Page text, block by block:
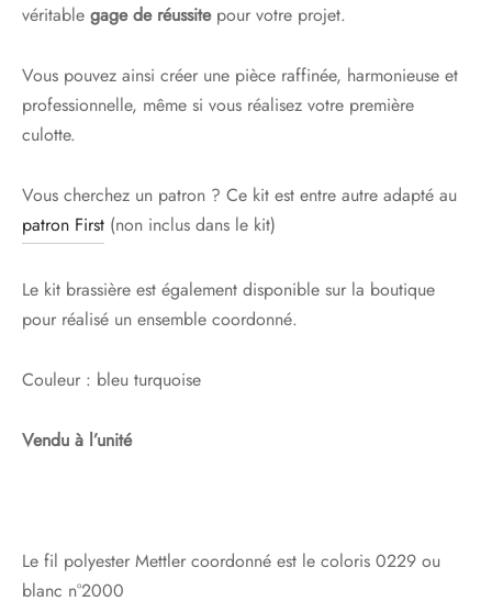
véritable gage de réussitepour votre projet.
Vous pouvez ainsi créer une pièce raffinée, harmonieuse et
professionnelle, même si vous réalisez votre première
culotte.
Vous cherchez un patron ? Ce kit est entre autre adapté au
patron First (non inclus dans le kit)
Le kit brassière est également disponible sur la boutique
pour réalisé un ensemble coordonné.
Couleur : bleu turquoise
Vendu à l’unité
Le fil polyester Mettler coordonné est le coloris 0229 ou
blanc n°2000